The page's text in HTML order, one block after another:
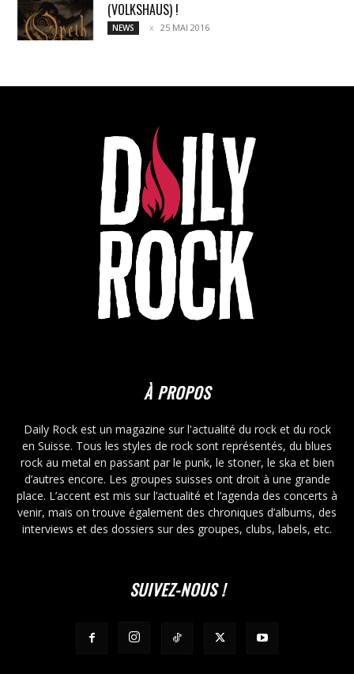
(VOLKSHAUS) !
NEWS 25 MAI 2016
À PROPOS
Daily Rock est un magazine sur l'actualité du rock et du rock
en Suisse. Tous les styles de rock sont représentés, du blues
rock au metal en passant par le punk, le stoner, le ska et bien
d’autres encore. Les groupes suisses ont droit à une grande
place. L’accent est mis sur l’actualité et l’agenda des concerts à
venir, mais on trouve également des chroniques d’albums, des
interviews et des dossiers sur des groupes, clubs, labels, etc.
SUIVEZ-NOUS !